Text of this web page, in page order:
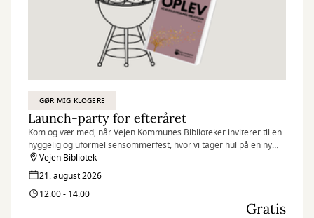
GØR MIG KLOGERE
Launch-party for efteråret
Kom og vær med, når Vejen Kommunes Biblioteker inviterer til en
hyggelig og uformel sensommerfest, hvor vi tager hul på en ny
sæson fyldt med oplevelser.
Vi tænder op i grillen og byder på en grillpølse, mens vi
præsenterer efterårets mange spændende arrangementer. Glæd
dig til at høre mere om foredrag, forfatterbesøg, workshops,
Vejen Bibliotek
21. august 2026
12:00 - 14:00
Gratis